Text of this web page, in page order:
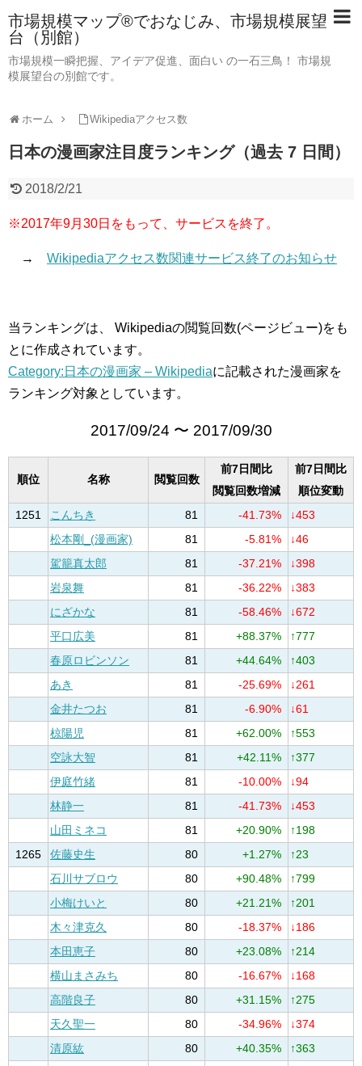
市場規模マップ®でおなじみ、市場規模展望
台（別館）
市場規模一瞬把握、アイデア促進、面白い の一石三鳥！ 市場規
模展望台の別館です。
ホーム Wikipediaアクセス数
日本の漫画家注目度ランキング（過去 7 日間）
2018/2/21
※2017年9月30日をもって、サービスを終了。
→ Wikipediaアクセス数関連サービス終了のお知らせ
当ランキングは、 Wikipediaの閲覧回数(ページビュー)をも
とに作成されています。
Category:日本の漫画家 – Wikipediaに記載された漫画家を
ランキング対象としています。
2017/09/24 〜 2017/09/30
順位 名称 閲覧回数
前7日間比
閲覧回数増減
前7日間比
順位変動
1251
こんちき 81 -41.73%
↓453
松本剛_(漫画家)
81 -5.81%
↓46
駕籠真太郎
81 -37.21%
↓398
岩泉舞
81 -36.22%
↓383
にざかな
81 -58.46%
↓672
平口広美
81 +88.37%
↑777
春原ロビンソン
81 +44.64%
↑403
あき
81 -25.69%
↓261
金井たつお
81 -6.90%
↓61
椋陽児
81 +62.00%
↑553
空詠大智
81 +42.11%
↑377
伊庭竹緒
81 -10.00%
↓94
林静一
81 -41.73%
↓453
山田ミネコ
81 +20.90%
↑198
1265
佐藤史生 80 +1.27%
↑23
石川サブロウ
80 +90.48%
↑799
小梅けいと
80 +21.21%
↑201
木々津克久
80 -18.37%
↓186
本田恵子
80 +23.08%
↑214
横山まさみち
80 -16.67%
↓168
高階良子
80 +31.15%
↑275
天久聖一
80 -34.96%
↓374
清原紘
80 +40.35%
↑363